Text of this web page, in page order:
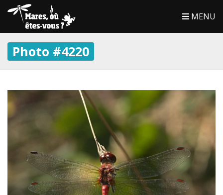
MENU
Photo #4220